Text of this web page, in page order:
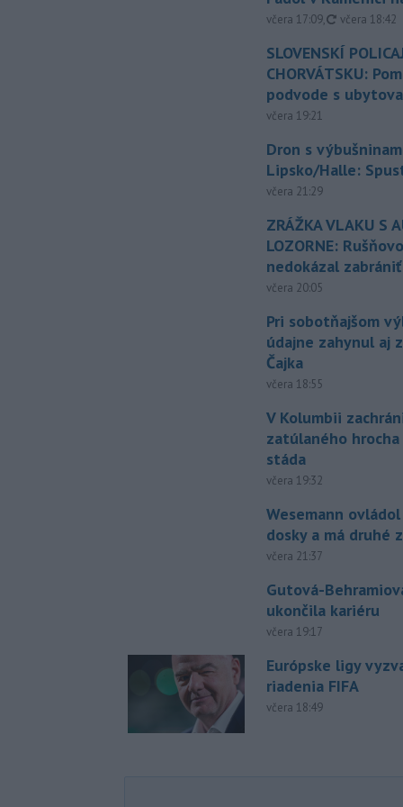
včera 17:09, aktualizované
včera 18:42
SLOVENSKÍ
CHORVÁTSKU:
podvode s
včera 19:21
Dron s
Lipsko/Halle:
včera 21:29
ZRÁŽKA VLAKU S
LOZORNE:
nedokázal zabrániť
včera 20:05
Pri sobotňajšom
údajne zahynul aj
Čajka
včera 18:55
V Kolumbii
zatúlaného hrocha
stáda
včera 19:32
Wesemann
dosky a má druhé
včera 21:37
Gutová-
ukončila kariéru
včera 19:17
Európske ligy
riadenia FIFA
včera 18:49